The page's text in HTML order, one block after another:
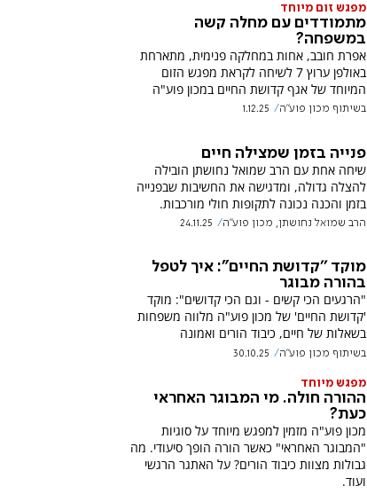
מפגש זום מיוחד
מתמודדים עם מחלה קשה
במשפחה?
אפרת חובב, אחות במחלקה פנימית, מתארחת
באולפן ערוץ 7 לשיחה לקראת מפגש הזום
המיוחד של אגף קדושת החיים במכון פוע"ה
בשיתוף מכון פוע"ה 1.12.25
פנייה בזמן שמצילה חיים
שיחה אחת עם הרב שמואל נחושתן הובילה
להצלה גדולה, ומדגישה את החשיבות שבפנייה
בזמן והכנה נכונה לתקופות חולי מורכבות.
הרב שמואל נחושתן, מכון פוע''ה 24.11.25
מוקד ''קדושת החיים": איך לטפל
בהורה מבוגר
"הרגעים הכי קשים - וגם הכי קדושים": מוקד
'קדושת החיים' של מכון פוע"ה מלווה משפחות
בשאלות של חיים, כיבוד הורים ואמונה
בשיתוף מכון פוע''ה 30.10.25
מפגש מיוחד
ההורה חולה. מי המבוגר האחראי
כעת?
מכון פוע"ה מזמין למפגש מיוחד על סוגיות
"המבוגר האחראי" כאשר הורה הופך סיעודי. מה
גבולות מצוות כיבוד הורים? על האתגר הרגשי
ועוד.